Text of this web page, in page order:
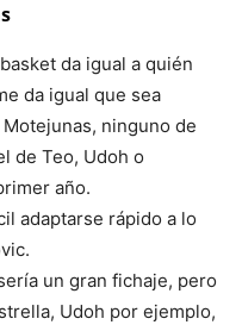
da igual a quién
da igual que sea
ninguno de
de Teo, Udoh o
año.
adaptarse rápido a lo
un gran fichaje, pero
Udoh por ejemplo,